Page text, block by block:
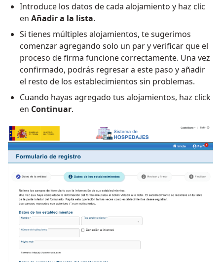
Introduce los datos de cada alojamiento y haz clic
en Añadir a la lista.
Si tienes múltiples alojamientos, te sugerimos
comenzar agregando solo un par y verificar que el
proceso de firma funcione correctamente. Una vez
confirmado, podrás regresar a este paso y añadir
el resto de los establecimientos sin problemas.
Cuando hayas agregado tus alojamientos, haz click
en Continuar.